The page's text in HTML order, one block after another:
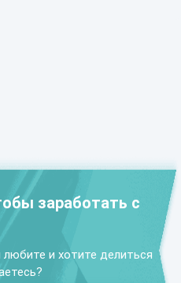
заработать с
и хотите делиться